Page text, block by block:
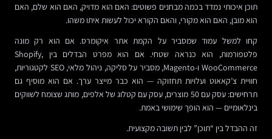
תוכן איכותי נמדד בכמה מבחנים פשוטים: האם הוא מדויק, האם הוא שלם, האם
הוא מובן, האם הוא מקורי, והאם הקורא יכול לעשות איתו משהו.
קחו למשל עמוד שמסביר על הקמת אתר איקומרס. אם הוא רק מונה
פלטפורמות, הוא כנראה שטחי. אם הוא מפרט הבדלים בין Shopify,
WooCommerce ו-Magento, מסביר על סליקה, ניהול מלאי, SEO לקטגוריות,
חוויית צ’קאאוט ועלויות תחזוקה — הוא כבר מייצר ערך. אם הוא מוסיף גם
תרחישים: עסק עם 50 מוצרים, עסק עם קטלוג של אלפים, מותג שצומח לשווקים
בינלאומיים — הוא הופך שימושי באמת.
זה ההבדל בין “תוכן” לבין תשובה מקצועית.